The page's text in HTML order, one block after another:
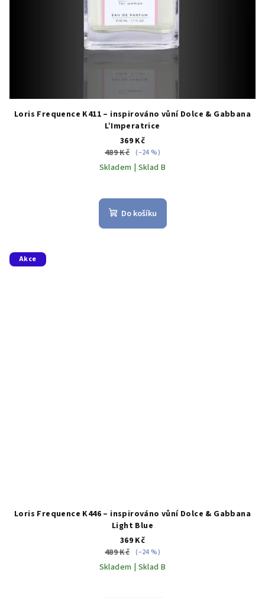
Loris Frequence K411 – inspirováno vůní Dolce & Gabbana
L’Imperatrice
369 Kč
489 Kč (–24 %)
Skladem | Sklad B
Do košíku
Akce
Loris Frequence K446 – inspirováno vůní Dolce & Gabbana
Light Blue
369 Kč
489 Kč (–24 %)
Skladem | Sklad B